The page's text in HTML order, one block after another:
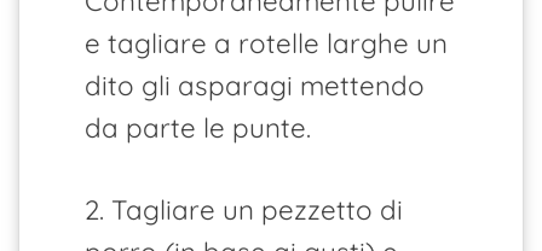
e tagliare a rotelle larghe un
dito gli asparagi mettendo
da parte le punte.
2. Tagliare un pezzetto di